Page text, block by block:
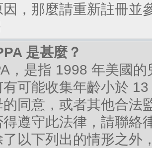
因，那麼請重新註冊並
是甚麼？
，是指 1998 年美國
可能收集年齡小於
同意，或者其他合法
遵守此法律，請聯絡
了以下列出的情形之外